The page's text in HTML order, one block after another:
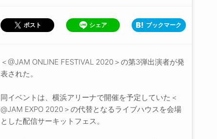
ポスト シェア ブックマーク
＜@JAM ONLINE FESTIVAL 2020＞の第3弾出演者が発
表された。
同イベントは、横浜アリーナで開催を予定していた＜
@JAM EXPO 2020＞の代替となるライブハウスを会場
とした配信サーキットフェス。